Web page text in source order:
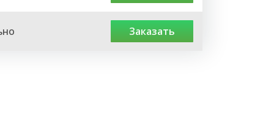
заказать